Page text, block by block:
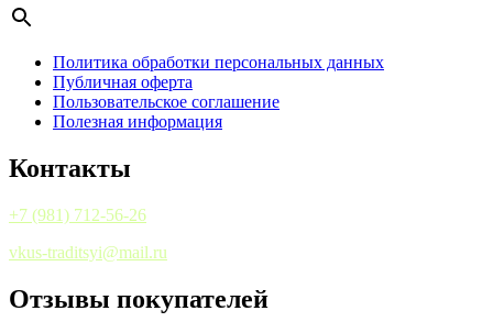
Политика обработки персональных данных
Публичная оферта
Пользовательское соглашение
Полезная информация
Контакты
+7 (981) 712-56-26
vkus-traditsyi@mail.ru
Отзывы покупателей